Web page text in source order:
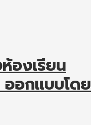
องเรียน
ออกแบบโดย